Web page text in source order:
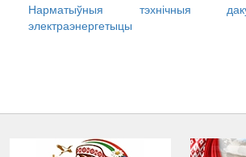
Нарматыўныя тэхнічныя
электраэнергетыцы